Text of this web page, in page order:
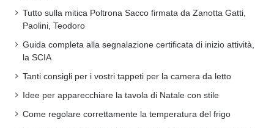
Tutto sulla mitica Poltrona Sacco firmata da Zanotta Gatti,
Paolini, Teodoro
Guida completa alla segnalazione certificata di inizio attività,
la SCIA
Tanti consigli per i vostri tappeti per la camera da letto
Idee per apparecchiare la tavola di Natale con stile
Come regolare correttamente la temperatura del frigo